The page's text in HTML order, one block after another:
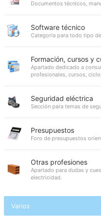
Documentos técnicos,
Software técnico
Categoría para todo tipo
Formación, cursos y
Apartado dedicado a
profesionales, cursos,
Seguridad eléctrica
Sección para temas de
Presupuestos
Foro de presupuestos
Otras profesiones
Apartado para dudas y
electricidad.
Varios